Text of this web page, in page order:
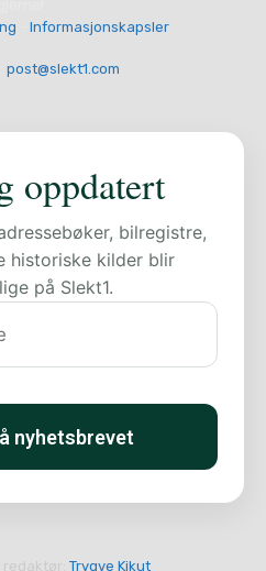
Informasjonskapsler
post@slekt1.com
oppdatert
bilregistre,
historiske kilder blir
på Slekt1.
Trygve Kikut